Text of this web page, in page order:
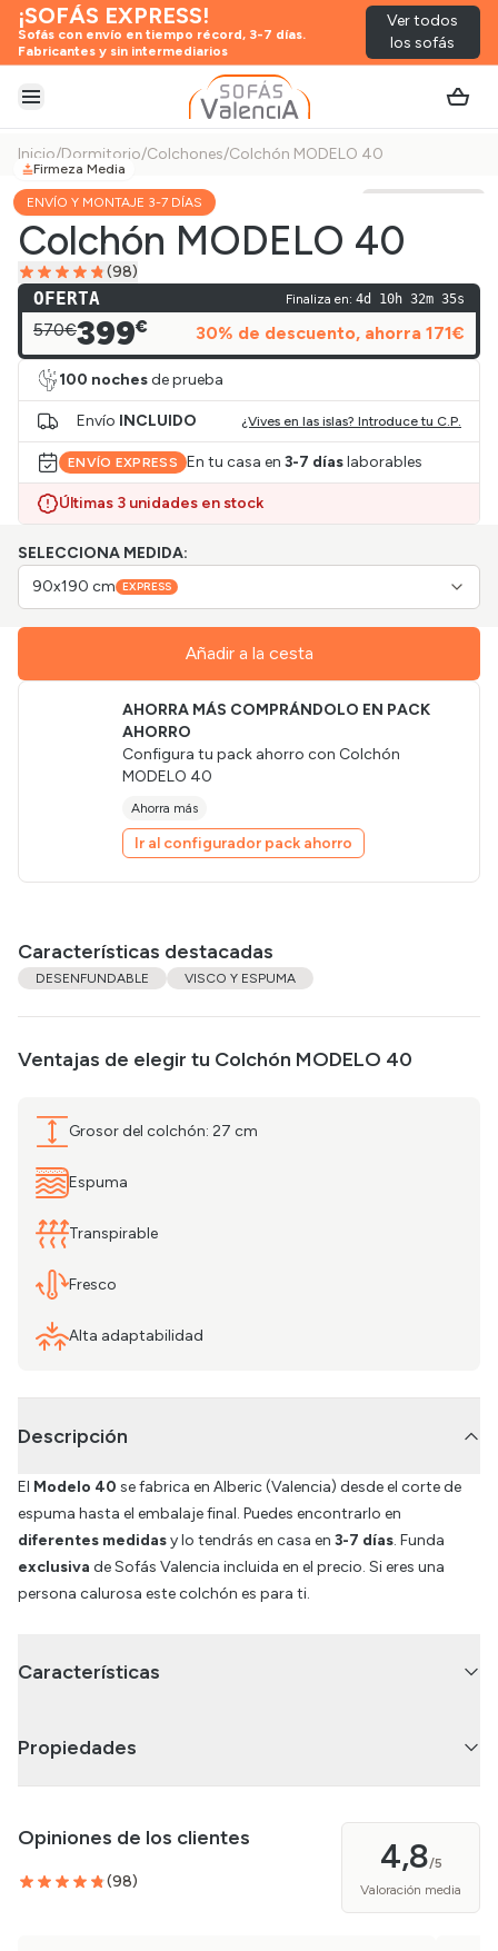
¡SOFÁS EXPRESS!
Sofás con envío en tiempo récord, 3-7 días.
Fabricantes y sin intermediarios
Ver todos
los sofás
Abrir menú
Inicio/Dormitorio/Colchones/Colchón MODELO 40
ENVÍO Y MONTAJE 3-7 DÍAS
Firmeza Media
Colchón MODELO 40
(98)
OFERTA Finaliza en: 4d 10h 32m 35s
570€399€ 30% de descuento, ahorra 171€
100 nochesde prueba
Envío INCLUIDO ¿Vives en las islas? Introduce tu C.P.
ENVÍO EXPRESS En tu casa en 3-7 díaslaborables
Últimas 3 unidades en stock
SELECCIONA MEDIDA:
90x190 cm EXPRESS
Añadir a la cesta
AHORRA MÁS COMPRÁNDOLO EN PACK
AHORRO
Configura tu pack ahorro con Colchón
MODELO 40
Ahorra más
Ir al configurador pack ahorro
Características destacadas
DESENFUNDABLE VISCO Y ESPUMA
Ventajas de elegir tu Colchón MODELO 40
Grosor del colchón: 27 cm
Espuma
Transpirable
Fresco
Alta adaptabilidad
Descripción
El Modelo 40 se fabrica en Alberic (Valencia) desde el corte de
espuma hasta el embalaje final. Puedes encontrarlo en
diferentes medidasy lo tendrás en casa en 3-7 días. Funda
exclusiva de Sofás Valencia incluida en el precio. Si eres una
persona calurosa este colchón es para ti.
Características
Propiedades
Opiniones de los clientes
(98)
4,8/5
Valoración media